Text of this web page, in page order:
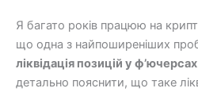
Я багато років працюю на
що одна з найпоширеніших
ліквідація позицій у ф’ючерсах
детально пояснити, що таке